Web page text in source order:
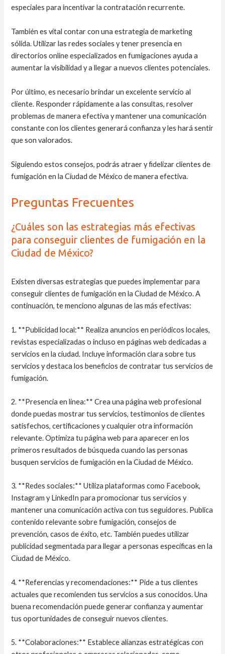
especiales para incentivar la contratación recurrente.
También es vital contar con una estrategia de marketing
sólida. Utilizar las redes sociales y tener presencia en
directorios online especializados en fumigaciones ayuda a
aumentar la visibilidad y a llegar a nuevos clientes potenciales.
Por último, es necesario brindar un excelente servicio al
cliente. Responder rápidamente a las consultas, resolver
problemas de manera efectiva y mantener una comunicación
constante con los clientes generará confianza y les hará sentir
que son valorados.
Siguiendo estos consejos, podrás atraer y fidelizar clientes de
fumigación en la Ciudad de México de manera efectiva.
Preguntas Frecuentes
¿Cuáles son las estrategias más efectivas
para conseguir clientes de fumigación en la
Ciudad de México?
Existen diversas estrategias que puedes implementar para
conseguir clientes de fumigación en la Ciudad de México. A
continuación, te menciono algunas de las más efectivas:
1. **Publicidad local:** Realiza anuncios en periódicos locales,
revistas especializadas o incluso en páginas web dedicadas a
servicios en la ciudad. Incluye información clara sobre tus
servicios y destaca los beneficios de contratar tus servicios de
fumigación.
2. **Presencia en línea:** Crea una página web profesional
donde puedas mostrar tus servicios, testimonios de clientes
satisfechos, certificaciones y cualquier otra información
relevante. Optimiza tu página web para aparecer en los
primeros resultados de búsqueda cuando las personas
busquen servicios de fumigación en la Ciudad de México.
3. **Redes sociales:** Utiliza plataformas como Facebook,
Instagram y LinkedIn para promocionar tus servicios y
mantener una comunicación activa con tus seguidores. Publica
contenido relevante sobre fumigación, consejos de
prevención, casos de éxito, etc. También puedes utilizar
publicidad segmentada para llegar a personas específicas en la
Ciudad de México.
4. **Referencias y recomendaciones:** Pide a tus clientes
actuales que recomienden tus servicios a sus conocidos. Una
buena recomendación puede generar confianza y aumentar
tus oportunidades de conseguir nuevos clientes.
5. **Colaboraciones:** Establece alianzas estratégicas con